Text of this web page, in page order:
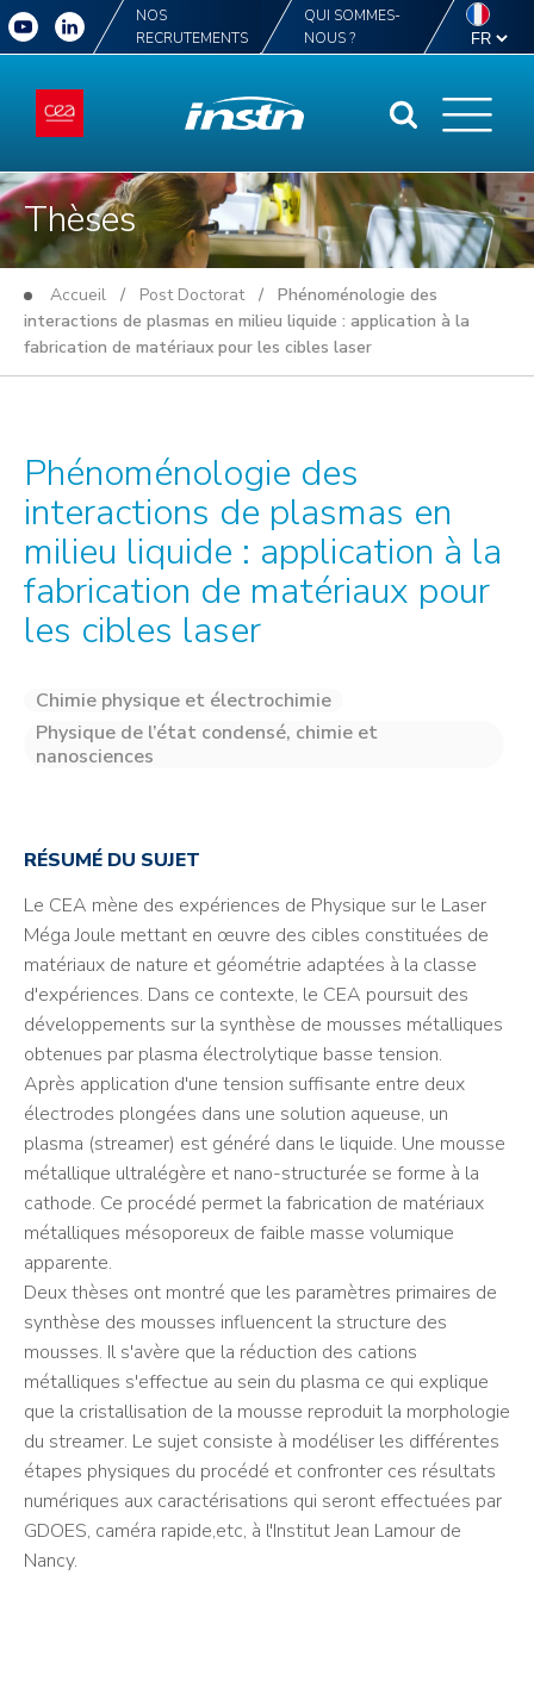
NOS
RECRUTEMENTS
QUI SOMMES-
NOUS ?
Thèses
Accueil / Post Doctorat/ Phénoménologie des
interactions de plasmas en milieu liquide : application à la
fabrication de matériaux pour les cibles laser
Phénoménologie des
interactions de plasmas en
milieu liquide : application à la
fabrication de matériaux pour
les cibles laser
Chimie physique et électrochimie
Physique de l’état condensé, chimie et
nanosciences
RÉSUMÉ DU SUJET
Le CEA mène des expériences de Physique sur le Laser
Méga Joule mettant en œuvre des cibles constituées de
matériaux de nature et géométrie adaptées à la classe
d'expériences. Dans ce contexte, le CEA poursuit des
développements sur la synthèse de mousses métalliques
obtenues par plasma électrolytique basse tension.
Après application d'une tension suffisante entre deux
électrodes plongées dans une solution aqueuse, un
plasma (streamer) est généré dans le liquide. Une mousse
métallique ultralégère et nano-structurée se forme à la
cathode. Ce procédé permet la fabrication de matériaux
métalliques mésoporeux de faible masse volumique
apparente.
Deux thèses ont montré que les paramètres primaires de
synthèse des mousses influencent la structure des
mousses. Il s'avère que la réduction des cations
métalliques s'effectue au sein du plasma ce qui explique
que la cristallisation de la mousse reproduit la morphologie
du streamer. Le sujet consiste à modéliser les différentes
étapes physiques du procédé et confronter ces résultats
numériques aux caractérisations qui seront effectuées par
GDOES, caméra rapide,etc, à l'Institut Jean Lamour de
Nancy.